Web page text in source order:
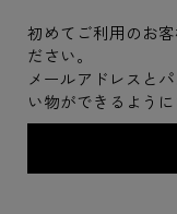
初めてご利用のお
ださい。
メールアドレスと
い物ができるように